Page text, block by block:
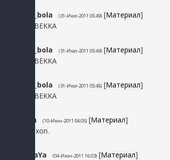
Takoy_bola (31-Июл-2011 05:49) [Материал]
qoil ULUGBEKKA
Takoy_bola (31-Июл-2011 05:49) [Материал]
qoil ULUGBEKKA
Takoy_bola (31-Июл-2011 05:48) [Материал]
qoil ULUGBEKKA
sarbon (10-Июн-2011 04:05) [Материал]
salom okaxon.
MisS_MaYa (04-Июн-2011 16:03) [Материал]